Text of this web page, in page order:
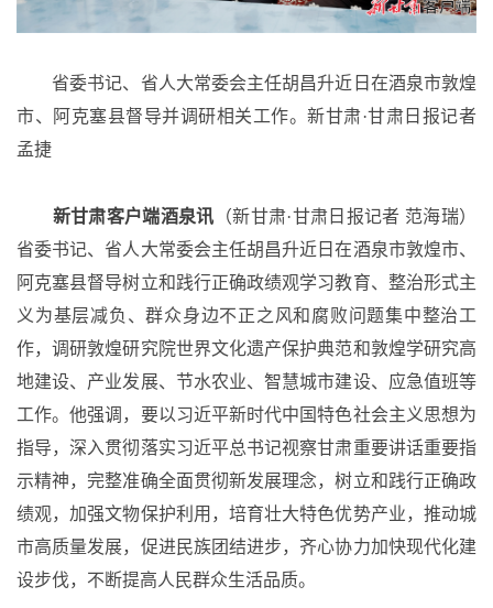
省委书记、省人大常委会主任胡昌升近日在酒泉市敦煌
市、阿克塞县督导并调研相关工作。新甘肃·甘肃日报记者
孟捷
新甘肃客户端酒泉讯 （新甘肃·甘肃日报记者 范海瑞）
省委书记、省人大常委会主任胡昌升近日在酒泉市敦煌市、
阿克塞县督导树立和践行正确政绩观学习教育、整治形式主
义为基层减负、群众身边不正之风和腐败问题集中整治工
作，调研敦煌研究院世界文化遗产保护典范和敦煌学研究高
地建设、产业发展、节水农业、智慧城市建设、应急值班等
工作。他强调，要以习近平新时代中国特色社会主义思想为
指导，深入贯彻落实习近平总书记视察甘肃重要讲话重要指
示精神，完整准确全面贯彻新发展理念，树立和践行正确政
绩观，加强文物保护利用，培育壮大特色优势产业，推动城
市高质量发展，促进民族团结进步，齐心协力加快现代化建
设步伐，不断提高人民群众生活品质。